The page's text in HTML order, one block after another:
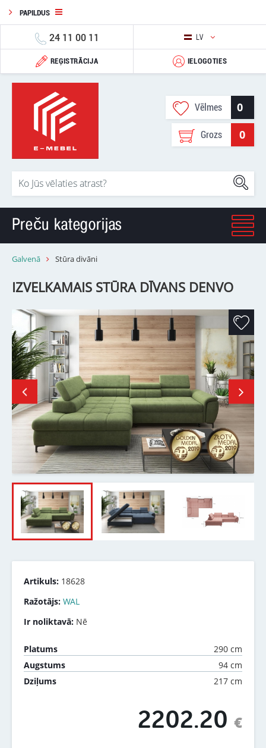
PAPILDUS
24 11 00 11 LV
REĢISTRĀCIJA IELOGOTIES
Vēlmes 0
Grozs 0
Preču kategorijas
Galvenā Stūra divāni
IZVELKAMAIS STŪRA DĪVANS DENVO
Artikuls: 18628
Ražotājs: WAL
Ir noliktavā: Nē
Platums
290 cm
Augstums
94 cm
Dziļums
217 cm
2202.20 €